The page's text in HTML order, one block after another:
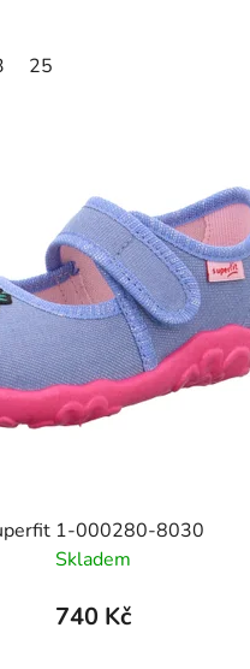
25
1-000280-8030
Skladem
740 Kč